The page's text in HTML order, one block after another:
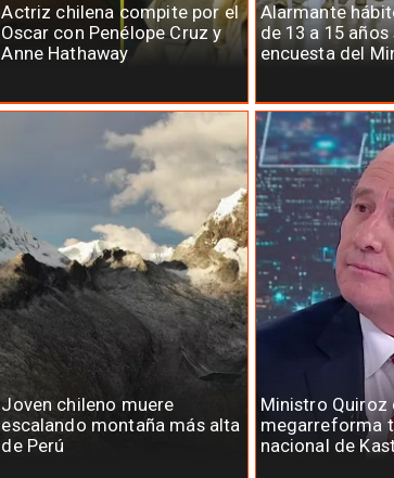
Actriz chilena compite por el
Oscar con Penélope Cruz y
Anne Hathaway
Alarmante
de 13 a 15 años
encuesta del
Joven chileno muere
escalando montaña más alta
de Perú
Ministro Quiroz
megarreforma
nacional de